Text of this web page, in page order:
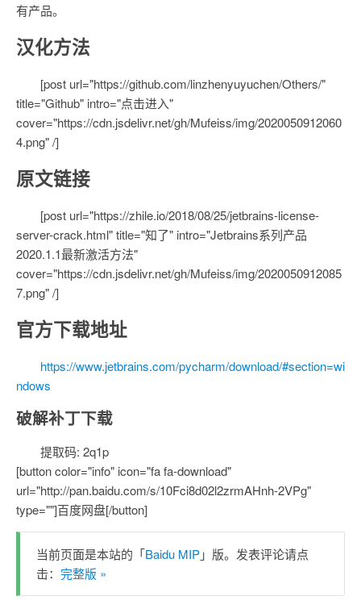
有产品。
汉化方法
[post url="https://github.com/linzhenyuyuchen/Others/"
title="Github" intro="点击进入"
cover="https://cdn.jsdelivr.net/gh/Mufeiss/img/2020050912060
4.png" /]
原文链接
[post url="https://zhile.io/2018/08/25/jetbrains-license-
server-crack.html" title="知了" intro="Jetbrains系列产品
2020.1.1最新激活方法"
cover="https://cdn.jsdelivr.net/gh/Mufeiss/img/2020050912085
7.png" /]
官方下载地址
https://www.jetbrains.com/pycharm/download/#section=wi
ndows
破解补丁下载
提取码: 2q1p
[button color="info" icon="fa fa-download"
url="http://pan.baidu.com/s/10Fci8d02l2zrmAHnh-2VPg"
type=""]百度网盘[/button]
当前页面是本站的「Baidu MIP」版。发表评论请点
击： 完整版 »